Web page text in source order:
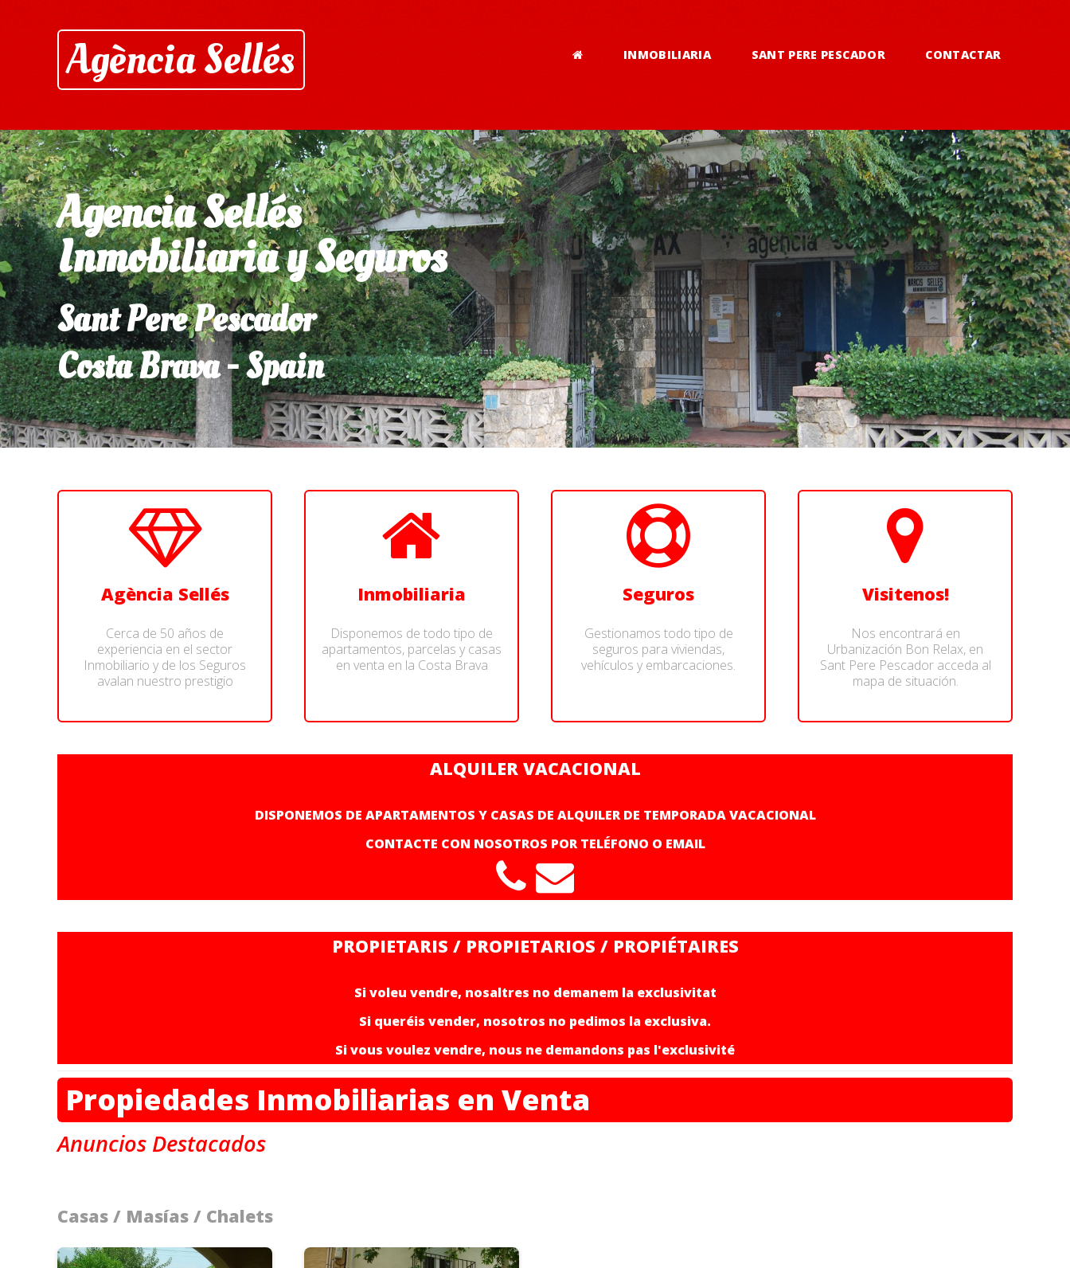
Agència Sellés INMOBILIARIA SANT PERE PESCADOR CONTACTAR
Agencia Sellés
Inmobiliaria y Seguros
Sant Pere Pescador
Costa Brava - Spain
Agència Sellés
Cerca de 50 años de
experiencia en el sector
Inmobiliario y de los Seguros
avalan nuestro prestigio
Inmobiliaria
Disponemos de todo tipo de
apartamentos, parcelas y casas
en venta en la Costa Brava
Seguros
Gestionamos todo tipo de
seguros para viviendas,
vehículos y embarcaciones.
Visitenos!
Nos encontrará en
Urbanización Bon Relax, en
Sant Pere Pescador acceda al
mapa de situación.
ALQUILER VACACIONAL
DISPONEMOS DE APARTAMENTOS Y CASAS DE ALQUILER DE TEMPORADA VACACIONAL
CONTACTE CON NOSOTROS POR TELÉFONO O EMAIL
PROPIETARIS / PROPIETARIOS / PROPIÉTAIRES
Si voleu vendre, nosaltres no demanem la exclusivitat
Si queréis vender, nosotros no pedimos la exclusiva.
Si vous voulez vendre, nous ne demandons pas l'exclusivité
Propiedades Inmobiliarias en Venta
Anuncios Destacados
Casas / Masías / Chalets